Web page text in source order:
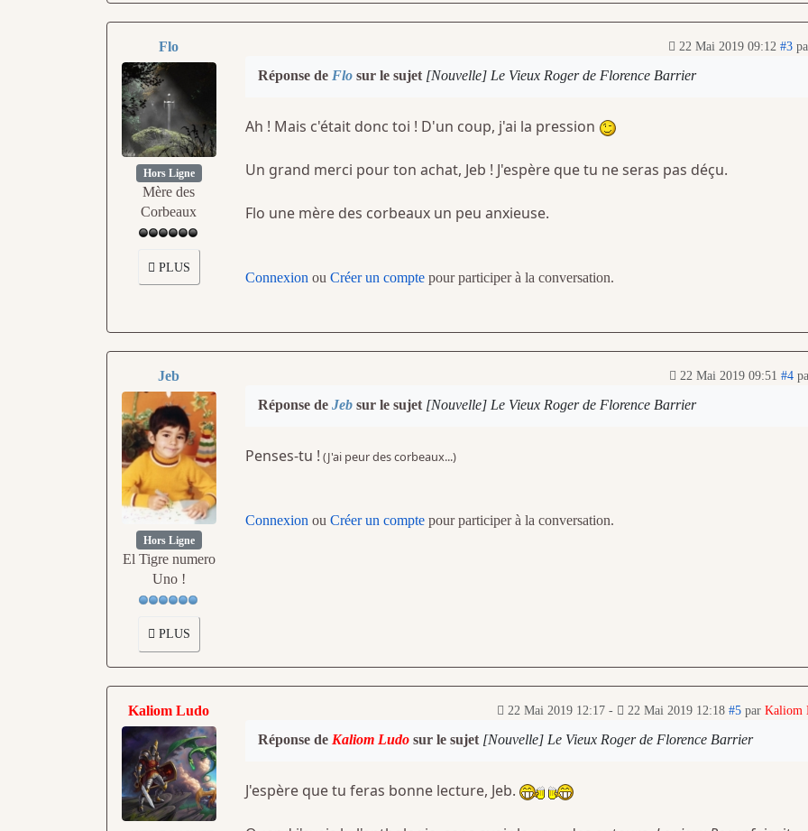
Flo
Hors Ligne
Mère des
Corbeaux
PLUS
22 Mai 2019 09:12 #3
Réponse de Flosur le sujet [Nouvelle] Le Vieux Roger de Florence Barrier
Ah ! Mais c'était donc toi ! D'un coup, j'ai la pression
Un grand merci pour ton achat, Jeb ! J'espère que tu ne seras pas déçu.
Flo une mère des corbeaux un peu anxieuse.
Connexion ou Créer un comptepour participer à la conversation.
Jeb
Hors Ligne
El Tigre numero
Uno !
PLUS
22 Mai 2019 09:51 #4
Réponse de Jebsur le sujet [Nouvelle] Le Vieux Roger de Florence Barrier
Penses-tu ! (J'ai peur des corbeaux...)
Connexion ou Créer un comptepour participer à la conversation.
Kaliom Ludo 22 Mai 2019 12:17- 22 Mai 2019 12:18 #5 par Kaliom
Réponse de Kaliom Ludosur le sujet [Nouvelle] Le Vieux Roger de Florence Barrier
J'espère que tu feras bonne lecture, Jeb.